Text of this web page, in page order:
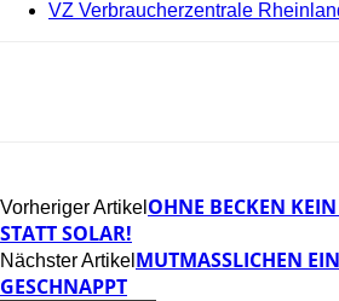
VZ Verbraucherzentrale
Vorheriger Artikel OHNE BECKEN
STATT SOLAR!
Nächster Artikel MUTMASSLICHEN
ESCHNAPPT